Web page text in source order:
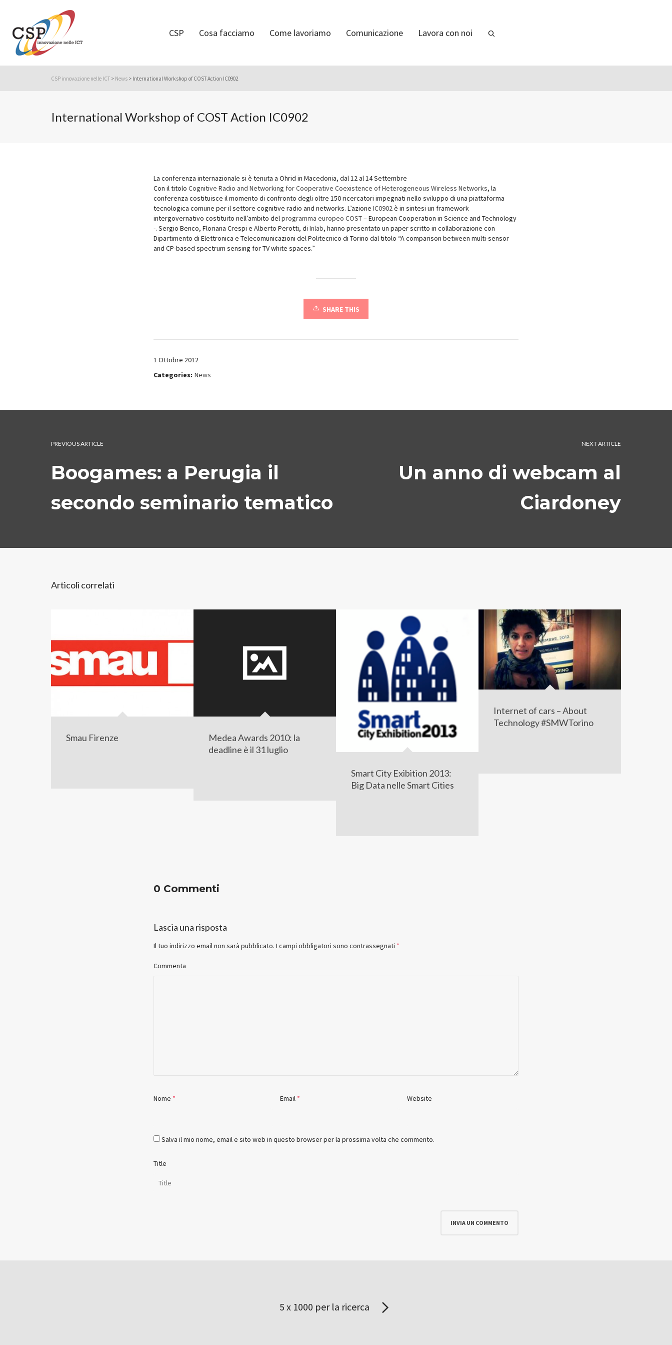
CSP Cosa facciamo Come lavoriamo Comunicazione Lavora con noi
CSP innovazione nelle ICT > News > International Workshop of COST Action IC0902
International Workshop of COST Action IC0902
La conferenza internazionale si è tenuta a Ohrid in Macedonia, dal 12 al 14 Settembre
Con il titolo Cognitive Radio and Networking for Cooperative Coexistence of Heterogeneous Wireless Networks, la
conferenza costituisce il momento di confronto degli oltre 150 ricercatori impegnati nello sviluppo di una piattaforma
tecnologica comune per il settore cognitive radio and networks. L’azione IC0902è in sintesi un framework
intergovernativo costituito nell’ambito delprogramma europeo COST– European Cooperation in Science and Technology
-. Sergio Benco, Floriana Crespi e Alberto Perotti, di Inlab, hanno presentato un paper scritto in collaborazione con
Dipartimento di Elettronica e Telecomunicazioni del Politecnico di Torino dal titolo “A comparison between multi-sensor
and CP-based spectrum sensing for TV white spaces.”
SHARE THIS
1 Ottobre 2012
Categories: News
NEXT ARTICLE
Un anno di webcam al
Ciardoney
PREVIOUS ARTICLE
Boogames: a Perugia il
secondo seminario tematico
Articoli correlati
Smau Firenze
Medea Awards 2010: la
deadline è il 31 luglio
Smart City Exibition 2013:
Big Data nelle Smart Cities
Internet of cars – About
Technology #SMWTorino
0 Commenti
Lascia una risposta
Il tuo indirizzo email non sarà pubblicato. I campi obbligatori sono contrassegnati *
Commenta
Nome * Email * Website
Salva il mio nome, email e sito web in questo browser per la prossima volta che commento.
Title
5 x 1000 per la ricerca